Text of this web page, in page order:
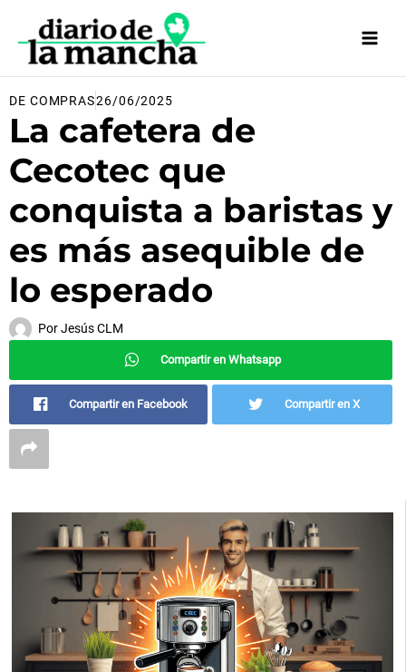
contenido
DE COMPRAS26/06/2025
La cafetera de
Cecotec que
conquista a baristas y
es más asequible de
lo esperado
PorJesús CLM
Compartir en Whatsapp
Compartir en Facebook Compartir en X